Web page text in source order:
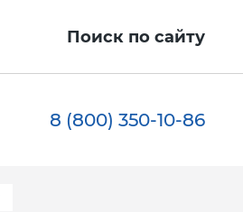
Поиск по сайту
8 (800) 350-10-86